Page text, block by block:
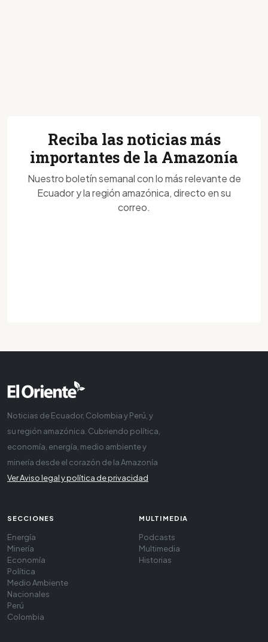
Reciba las noticias más
importantes de la Amazonía
Nuestro boletín semanal con lo más relevante de
Ecuador y la región amazónica, directo en su
correo.
Noticias de Ecuador, Colombia y Perú, y
su región amazónica. Cubriendo política,
economía, energía, medio ambiente y
minería desde el corazón de la Amazonía
Ver Aviso legal y política de privacidad
SECCIONES
Energía
Minería
Economía
Política
Medio Ambiente
Nacionales
Perú
Colombia
MULTIMEDIA
Podcasts
Multimedia
Historias